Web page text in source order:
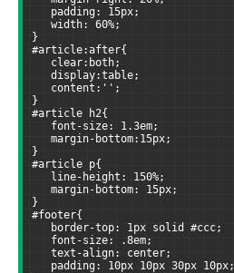
padding: 15px;
width: 60%;
}
#article:after{
clear:both;
display:table;
content:'';
}
#article h2{
font-size: 1.3em;
margin-bottom:15px;
}
#article p{
line-height: 150%;
margin-bottom: 15px;
}
#footer{
border-top: 1px solid #ccc;
font-size: .8em;
text-align: center;
padding: 10px 10px 30px 10px;